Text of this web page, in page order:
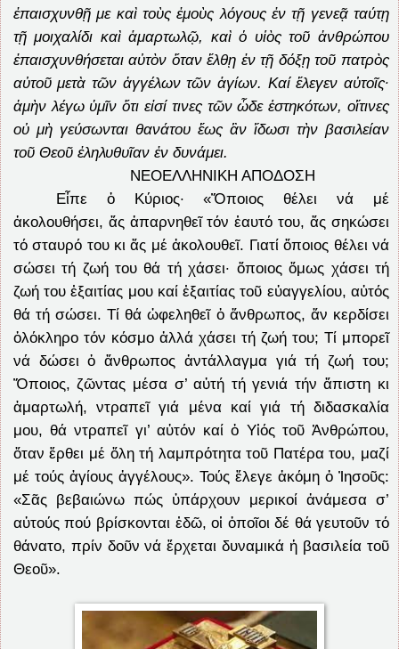
ἐπαισχυνθῇ με καὶ τοὺς ἐμοὺς λόγους ἐν τῇ γενεᾷ ταύτῃ
τῇ μοιχαλίδι καὶ ἁμαρτωλῷ, καὶ ὁ υἱὸς τοῦ ἀνθρώπου
ἐπαισχυνθήσεται αὐτὸν ὅταν ἔλθῃ ἐν τῇ δόξῃ τοῦ πατρὸς
αὐτοῦ μετὰ τῶν ἀγγέλων τῶν ἁγίων. Καί ἔλεγεν αὐτοῖς·
ἀμὴν λέγω ὑμῖν ὅτι εἰσί τινες τῶν ὧδε ἑστηκότων, οἵτινες
οὐ μὴ γεύσωνται θανάτου ἕως ἂν ἴδωσι τὴν βασιλείαν
τοῦ Θεοῦ ἐληλυθυῖαν ἐν δυνάμει.
ΝΕΟΕΛΛΗΝΙΚΗ ΑΠΟΔΟΣΗ
Εἶπε ὁ Κύριος· «Ὅποιος θέλει νά μέ
ἀκολουθήσει, ἅς ἀπαρνηθεῖ τόν ἑαυτό του, ἅς σηκώσει
τό σταυρό του κι ἅς μέ ἀκολουθεῖ. Γιατί ὅποιος θέλει νά
σώσει τή ζωή του θά τή χάσει· ὅποιος ὅμως χάσει τή
ζωή του ἐξαιτίας μου καί ἐξαιτίας τοῦ εὐαγγελίου, αὐτός
θά τή σώσει. Τί θά ὠφεληθεῖ ὁ ἄνθρωπος, ἄν κερδίσει
ὁλόκληρο τόν κόσμο ἀλλά χάσει τή ζωή του; Τί μπορεῖ
νά δώσει ὁ ἄνθρωπος ἀντάλλαγμα γιά τή ζωή του;
Ὅποιος, ζῶντας μέσα σ’ αὐτή τή γενιά τήν ἄπιστη κι
ἁμαρτωλή, ντραπεῖ γιά μένα καί γιά τή διδασκαλία
μου, θά ντραπεῖ γι’ αὐτόν καί ὁ Υἱός τοῦ Ἀνθρώπου,
ὅταν ἔρθει μέ ὅλη τή λαμπρότητα τοῦ Πατέρα του, μαζί
μέ τούς ἁγίους ἀγγέλους». Τούς ἔλεγε ἀκόμη ὁ Ἰησοῦς:
«Σᾶς βεβαιώνω πώς ὑπάρχουν μερικοί ἀνάμεσα σ’
αὐτούς πού βρίσκονται ἐδῶ, οἱ ὁποῖοι δέ θά γευτοῦν τό
θάνατο, πρίν δοῦν νά ἔρχεται δυναμικά ἡ βασιλεία τοῦ
Θεοῦ».